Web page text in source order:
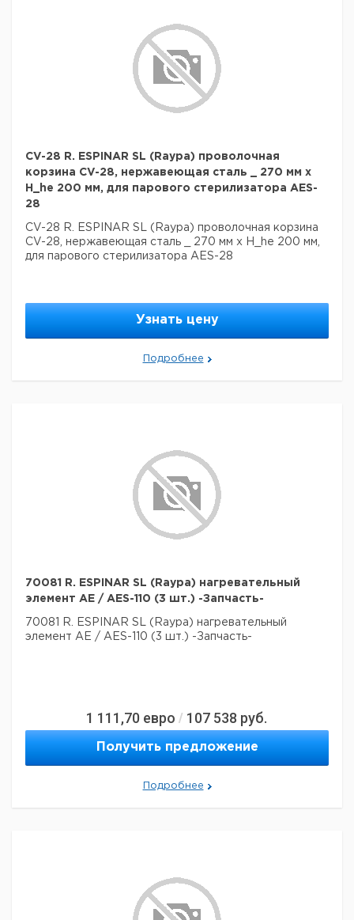
CV-28 R. ESPINAR SL (Raypa) проволочная
корзина CV-28, нержавеющая сталь _ 270 мм x
H_he 200 мм, для парового стерилизатора AES-
28
CV-28 R. ESPINAR SL (Raypa) проволочная корзина
CV-28, нержавеющая сталь _ 270 мм x H_he 200 мм,
для парового стерилизатора AES-28
Узнать цену
Подробнее
70081 R. ESPINAR SL (Raypa) нагревательный
элемент AE / AES-110 (3 шт.) -Запчасть-
70081 R. ESPINAR SL (Raypa) нагревательный
элемент AE / AES-110 (3 шт.) -Запчасть-
1 111,70 евро / 107 538 руб.
Получить предложение
Подробнее